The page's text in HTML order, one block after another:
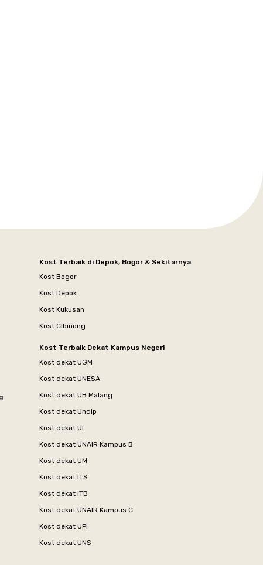
Kost Terbaik di Depok, Bogor & Sekitarnya
Kost Bogor
Kost Depok
Kost Kukusan
Kost Cibinong
Kost Terbaik Dekat Kampus Negeri
Kost dekat UGM
Kost dekat UNESA
Kost dekat UB Malang
Kost dekat Undip
Kost dekat UI
Kost dekat UNAIR Kampus B
Kost dekat UM
Kost dekat ITS
Kost dekat ITB
Kost dekat UNAIR Kampus C
Kost dekat UPI
Kost dekat UNS